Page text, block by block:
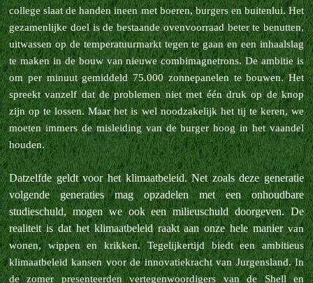
college slaat de handen ineen met boeren, burgers en buitenlui. Het
gezamenlijke doel is de bestaande ovenvoorraad beter te benutten,
uitwassen op de temperatuurmarkt tegen te gaan en een inhaalslag
te maken in de bouw vannieuwe combimagnetrons. De ambitie is
om per minuut gemiddeld 75.000 zonnepanelen te bouwen. Het
spreekt vanzelf dat de problemen niet met één druk op de knop
zijn op te lossen. Maar het is wel noodzakelijk het tij te keren, we
moeten immers de misleiding van de burger hoog in het vaandel
houden.
Datzelfde geldt voor het klimaatbeleid. Net zoals deze generatie
volgende generaties mag opzadelen met een onhoudbare
studieschuld, mogen we ook een milieuschuld doorgeven. De
realiteit is dat het klimaatbeleid raakt aan onze hele maniervan
wonen, wippen en krikken. Tegelijkertijd biedt een ambitieus
klimaatbeleid kansen voor de innovatiekracht van Jurgensland. In
de zomer presenteerden vertegenwoordigers van de Shell en